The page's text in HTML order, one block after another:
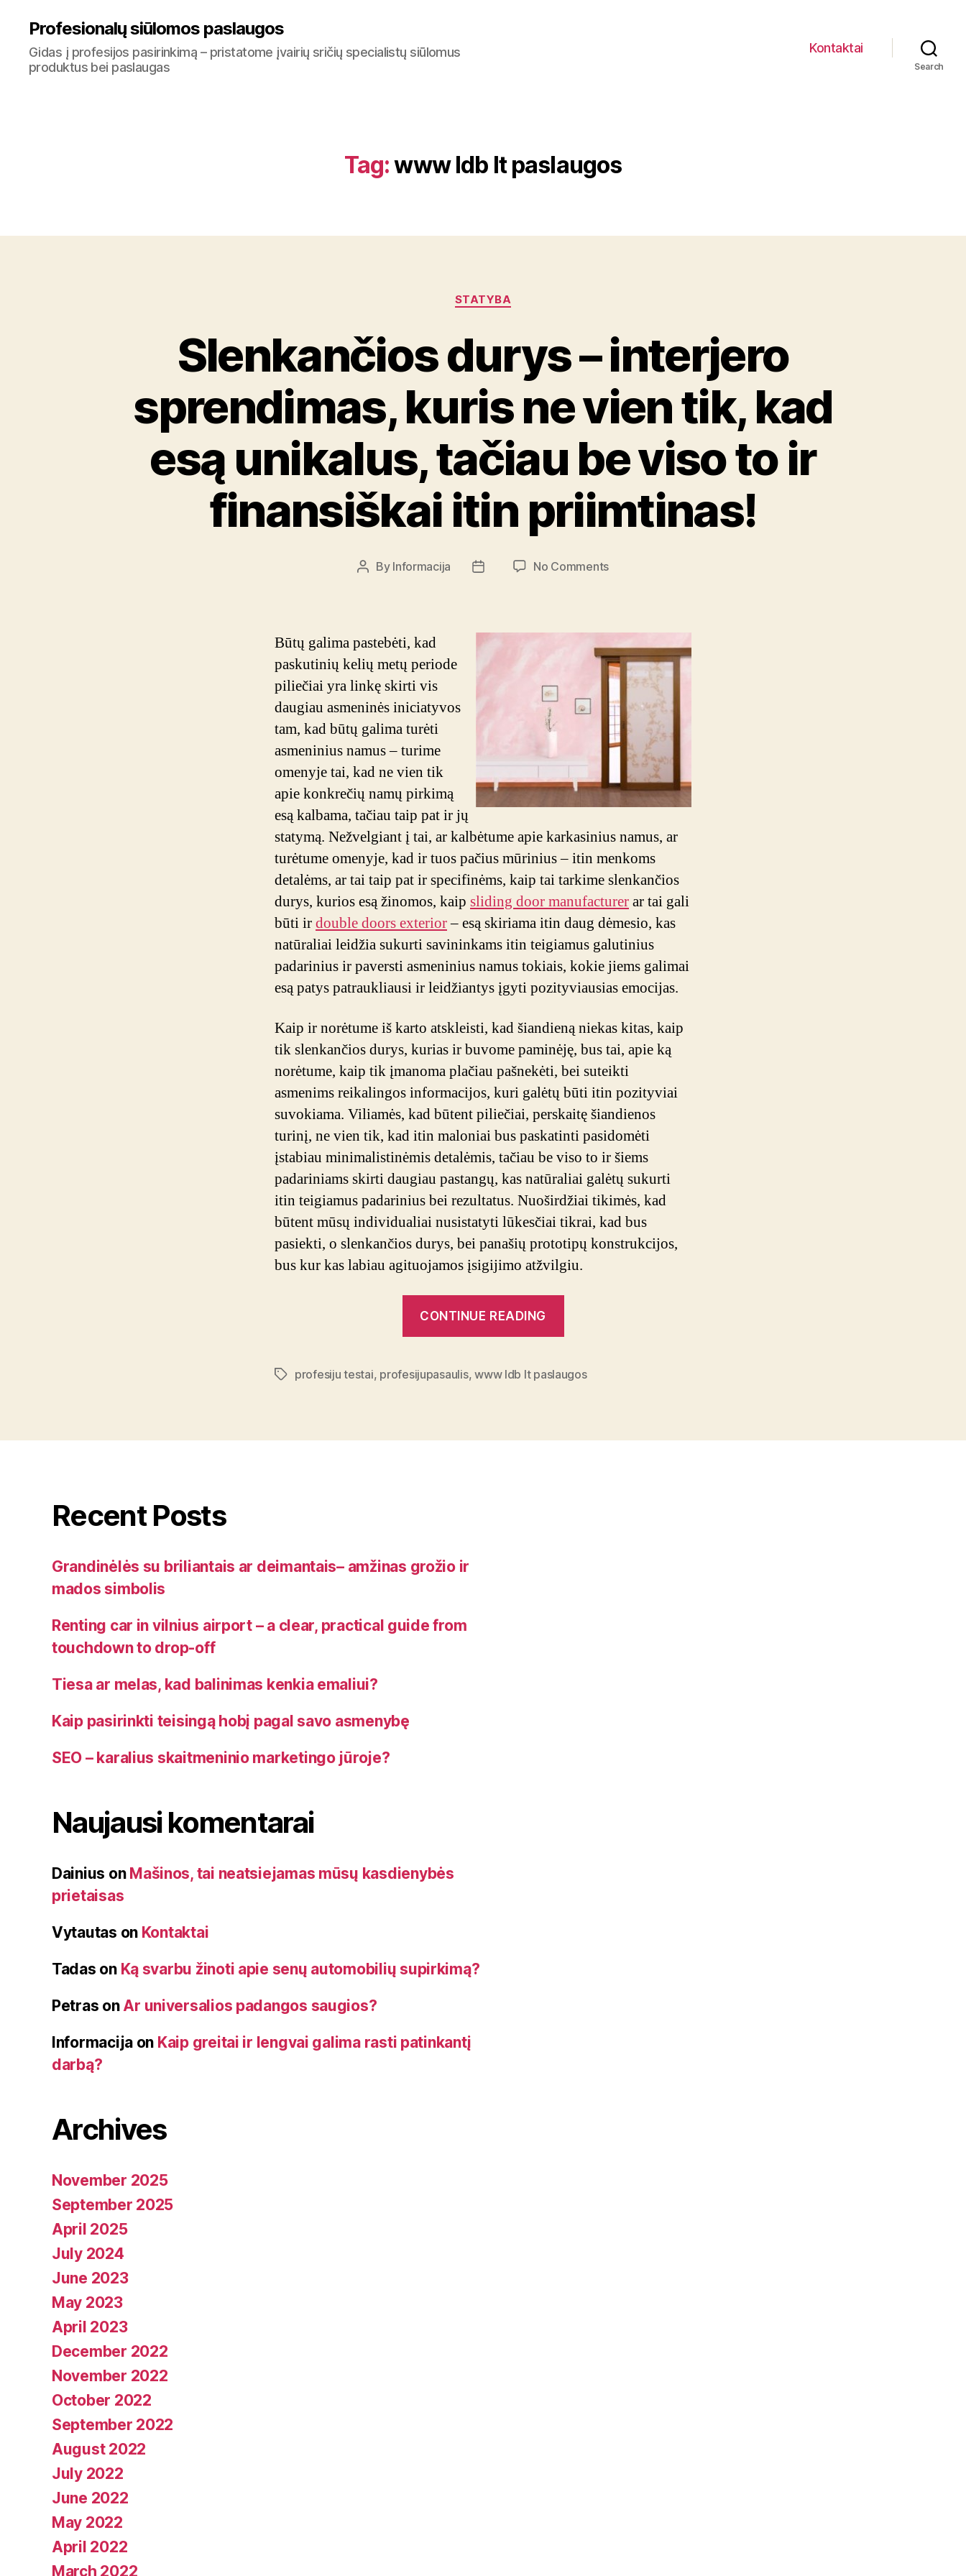
Profesionalų siūlomos paslaugos
Gidas į profesijos pasirinkimą – pristatome įvairių sričių specialistų siūlomus
produktus bei paslaugas
Kontaktai
Search
Tag:www ldb lt paslaugos
Categories
STATYBA
Slenkančios durys – interjero
sprendimas, kuris ne vien tik, kad
esą unikalus, tačiau be viso to ir
finansiškai itin priimtinas!
Post
By Informacija
Post
No Commentson
interjero
sprendimas,
kuris
ne
vien
tik,
kad
esą
unikalus,
tačiau
be
to
ir
finansiškai
priimtinas!
Būtų galima pastebėti, kad
paskutinių kelių metų periode
piliečiai yra linkę skirti vis
daugiau asmeninės iniciatyvos
tam, kad būtų galima turėti
asmeninius namus – turime
omenyje tai, kad ne vien tik
apie konkrečių namų pirkimą
esą kalbama, tačiau taip pat ir jų
statymą. Nežvelgiant į tai, ar kalbėtume apie karkasinius namus, ar
turėtume omenyje, kad ir tuos pačius mūrinius – itin menkoms
detalėms, ar tai taip pat ir specifinėms, kaip tai tarkime slenkančios
durys, kurios esą žinomos, kaip sliding door manufacturerar tai gali
būti irdouble doors exterior– esą skiriama itin daug dėmesio, kas
natūraliai leidžia sukurti savininkams itin teigiamus galutinius
padarinius ir paversti asmeninius namus tokiais, kokie jiems galimai
esą patys patraukliausi ir leidžiantys įgyti pozityviausias emocijas.
Kaip ir norėtume iš karto atskleisti, kad šiandieną niekas kitas, kaip
tik slenkančios durys, kurias ir buvome paminėję, bus tai, apie ką
norėtume, kaip tik įmanoma plačiau pašnekėti, bei suteikti
asmenims reikalingos informacijos, kuri galėtų būti itin pozityviai
suvokiama. Viliamės, kad būtent piliečiai, perskaitę šiandienos
turinį, ne vien tik, kad itin maloniai bus paskatinti pasidomėti
įstabiau minimalistinėmis detalėmis, tačiau be viso to ir šiems
padariniams skirti daugiau pastangų, kas natūraliai galėtų sukurti
itin teigiamus padarinius bei rezultatus. Nuoširdžiai tikimės, kad
būtent mūsų individualiai nusistatyti lūkesčiai tikrai, kad bus
pasiekti, o slenkančios durys, bei panašių prototipų konstrukcijos,
bus kur kas labiau agituojamos įsigijimo atžvilgiu.
CONTINUE READING
interjero
ne
Tagsprofesiju testai, profesijupasaulis,www ldb lt paslaugos
Recent Posts
Grandinėlės su briliantais ar deimantais– amžinas grožio ir
mados simbolis
Renting car in vilnius airport – a clear, practical guide from
touchdown to drop-off
Tiesa ar melas, kad balinimas kenkia emaliui?
Kaip pasirinkti teisingą hobį pagal savo asmenybę
SEO – karalius skaitmeninio marketingo jūroje?
Naujausi komentarai
Dainius on Mašinos, tai neatsiejamas mūsų kasdienybės
prietaisas
Vytautas on Kontaktai
Tadas on Ką svarbu žinoti apie senų automobilių supirkimą?
Petras on Ar universalios padangos saugios?
Informacija on Kaip greitai ir lengvai galima rasti patinkantį
darbą?
Archives
November 2025
September 2025
April 2025
July 2024
June 2023
May 2023
April 2023
December 2022
November 2022
October 2022
September 2022
August 2022
July 2022
June 2022
May 2022
April 2022
March 2022